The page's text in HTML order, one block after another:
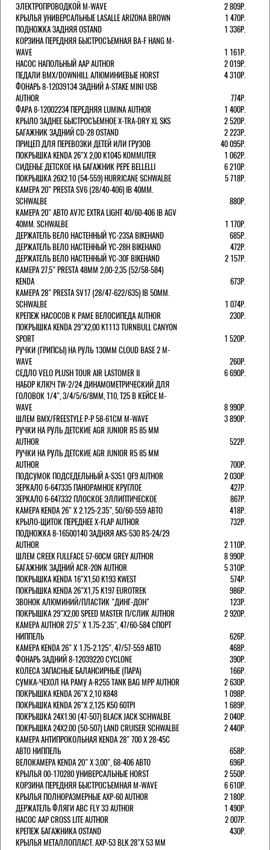
ЭЛЕКТРОПРОВОДКОЙ M-WAVE
2 809Р.
КРЫЛЬЯ УНИВЕРСАЛЬНЫЕ LASALLE ARIZONA BROWN
1 470Р.
ПОДНОЖКА ЗАДНЯЯ OSTAND
1 336Р.
КОРЗИНА ПЕРЕДНЯЯ БЫСТРОСЪЕМНАЯ BA-F HANG M-
WAVE
1 161Р.
НАСОС НАПОЛЬНЫЙ AAP AUTHOR
2 019Р.
ПЕДАЛИ BMX/DOWNHILL АЛЮМИНИЕВЫЕ HORST
4 310Р.
ФОНАРЬ 8-12039134 ЗАДНИЙ A-STAKE MINI USB
AUTHOR
774Р.
ФАРА 8-12002234 ПЕРЕДНЯЯ LUMINA AUTHOR
1 400Р.
КРЫЛО ЗАДНЕЕ БЫСТРОСЪЕМНОЕ X-TRA-DRY XL SKS
2 520Р.
БАГАЖНИК ЗАДНИЙ CD-28 OSTAND
2 223Р.
ПРИЦЕП ДЛЯ ПЕРЕВОЗКИ ДЕТЕЙ ИЛИ ГРУЗОВ
40 095Р.
ПОКРЫШКА KENDA 26"Х 2,00 K1045 KOMMUTER
1 062Р.
СИДЕНЬЕ ДЕТСКОЕ НА БАГАЖНИК PEPE BELLELLI
6 210Р.
ПОКРЫШКА 26X2.10 (54-559) HURRICANE SCHWALBE
5 718Р.
КАМЕРА 20" PRESTA SV6 (28/40-406) IB 40MM.
SCHWALBE
880Р.
КАМЕРА 20" АВТО AV7C EXTRA LIGHT 40/60-406 IB AGV
40MM. SCHWALBE
1 170Р.
ДЕРЖАТЕЛЬ ВЕЛО НАСТЕННЫЙ YC-23SA BIKEHAND
685Р.
ДЕРЖАТЕЛЬ ВЕЛО НАСТЕННЫЙ YC-28H BIKEHAND
472Р.
ДЕРЖАТЕЛЬ ВЕЛО НАСТЕННЫЙ YC-30F BIKEHAND
2 157Р.
КАМЕРА 27,5" PRESTA 48ММ 2,00-2,35 (52/58-584)
KENDA
673Р.
КАМЕРА 28" PRESTA SV17 (28/47-622/635) IB 50MM.
SCHWALBE
1 074Р.
КРЕПЕЖ НАСОСОВ К РАМЕ ВЕЛОСИПЕДА AUTHOR
230Р.
ПОКРЫШКА KENDA 29"Х2,00 K1113 TURNBULL CANYON
SPORT
1 520Р.
РУЧКИ (ГРИПСЫ) НА РУЛЬ 130ММ CLOUD BASE 2 M-
WAVE
260Р.
СЕДЛО VELO PLUSH TOUR AIR LASTOMER II
6 690Р.
НАБОР КЛЮЧ TW-2/24 ДИНАМОМЕТРИЧЕСКИЙ ДЛЯ
ГОЛОВОК 1/4", 3/4/5/6/8ММ, T10, T25 В КЕЙСЕ M-
WAVE
8 990Р.
ШЛЕМ ВМХ/FREESTYLE Р-Р 58-61СМ M-WAVE
3 890Р.
РУЧКИ НА РУЛЬ ДЕТСКИЕ AGR JUNIOR R5 85 ММ
AUTHOR
522Р.
РУЧКИ НА РУЛЬ ДЕТСКИЕ AGR JUNIOR R5 85 ММ
AUTHOR
700Р.
ПОДСУМОК ПОДСЕДЕЛЬНЫЙ A-S351 QF9 AUTHOR
2 030Р.
ЗЕРКАЛО 6-647335 ПАНОРАМНОЕ КРУГЛОЕ
427Р.
ЗЕРКАЛО 6-647332 ПЛОСКОЕ ЭЛЛИПТИЧЕСКОЕ
867Р.
КАМЕРА KENDA 26" Х 2.125-2.35", 50/60-559 АВТО
418Р.
КРЫЛО-ЩИТОК ПЕРЕДНЕЕ X-FLAP AUTHOR
732Р.
ПОДНОЖКА 8-16500140 ЗАДНЯЯ AKS-530 RS-24/29
AUTHOR
2 110Р.
ШЛЕМ CREEK FULLFACE 57-60СМ GREY AUTHOR
8 990Р.
БАГАЖНИК ЗАДНИЙ ACR-20N AUTHOR
5 310Р.
ПОКРЫШКА KENDA 16"Х1,50 K193 KWEST
574Р.
ПОКРЫШКА KENDA 26"Х1,75 K197 EUROTREK
986Р.
ЗВОНОК АЛЮМИНИЙ/ПЛАСТИК "ДИНГ-ДОН"
123Р.
ПОКРЫШКА 29"Х2,00 SPEED MASTER П/СЛИК AUTHOR
2 920Р.
КАМЕРА AUTHOR 27,5" Х 1.75-2.35", 47/60-584 СПОРТ
НИППЕЛЬ
626Р.
КАМЕРА KENDA 26" Х 1.75-2.125", 47/57-559 АВТО
468Р.
ФОНАРЬ ЗАДНИЙ 8-12039220 CYCLONE
390Р.
КОЛЕСА ЗАПАСНЫЕ БАЛАНСИРНЫЕ (ПАРА)
166Р.
CУМКА-ЧЕХОЛ НА РАМУ A-R255 TANK BAG MPP AUTHOR
2 630Р.
ПОКРЫШКА KENDA 26"Х 2,10 K848
1 098Р.
ПОКРЫШКА KENDA 26"Х 2,125 K50 60TPI
1 689Р.
ПОКРЫШКА 24X1.90 (47-507) BLACK JACK SCHWALBE
2 040Р.
ПОКРЫШКА 24X2.00 (50-507) LAND CRUISER SCHWALBE
2 440Р.
КАМЕРА АНТИПРОКОЛЬНАЯ KENDA 28" 700 Х 28-45C
АВТО НИППЕЛЬ
658Р.
ВЕЛОКАМЕРА KENDA 20" Х 3,00", 68-406 АВТО
696Р.
КРЫЛЬЯ 00-170280 УНИВЕРСАЛЬНЫЕ HORST
2 550Р.
КОРЗИНА ПЕРЕДНЯЯ БЫСТРОСЪЕМНАЯ M-WAVE
6 610Р.
КРЫЛЬЯ ПОЛНОРАЗМЕРНЫЕ AXP-60 AUTHOR
2 180Р.
ДЕРЖАТЕЛЬ ФЛЯГИ АВС FLY 33 AUTHOR
1 490Р.
НАСОС AAP CROSS LITE AUTHOR
2 007Р.
КРЕПЕЖ БАГАЖНИКА OSTAND
430Р.
КРЫЛЬЯ МЕТАЛЛОПЛАСТ. AXP-53 BLK 28"Х 53 ММ